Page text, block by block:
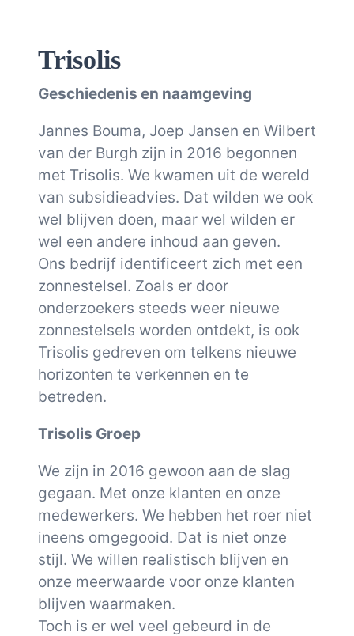
Trisolis
Geschiedenis en naamgeving
Jannes Bouma, Joep Jansen en Wilbert
van der Burgh zijn in 2016 begonnen
met Trisolis. We kwamen uit de wereld
van subsidieadvies. Dat wilden we ook
wel blijven doen, maar wel wilden er
wel een andere inhoud aan geven.
Ons bedrijf identificeert zich met een
zonnestelsel. Zoals er door
onderzoekers steeds weer nieuwe
zonnestelsels worden ontdekt, is ook
Trisolis gedreven om telkens nieuwe
horizonten te verkennen en te
betreden.
Trisolis Groep
We zijn in 2016 gewoon aan de slag
gegaan. Met onze klanten en onze
medewerkers. We hebben het roer niet
ineens omgegooid. Dat is niet onze
stijl. We willen realistisch blijven en
onze meerwaarde voor onze klanten
blijven waarmaken.
Toch is er wel veel gebeurd in de